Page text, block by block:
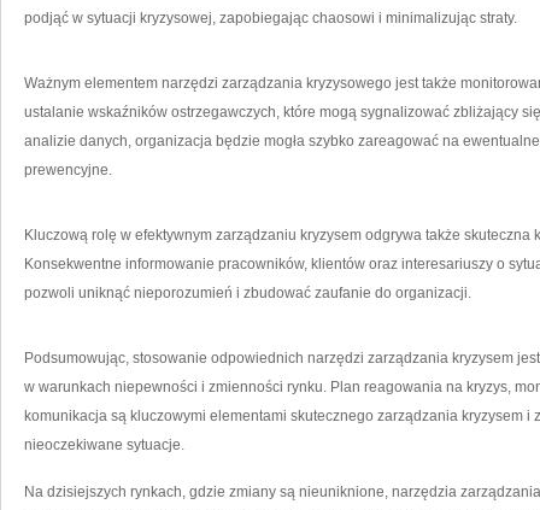
podjąć w sytuacji kryzysowej, zapobiegając⁣ chaosowi i minimalizując straty.
Ważnym elementem narzędzi zarządzania kryzysowego jest także
ustalanie wskaźników ostrzegawczych, które mogą sygnalizować zbliżający
analizie danych, organizacja będzie mogła szybko zareagować na
⁢prewencyjne.
Kluczową rolę ⁣w⁤ efektywnym zarządzaniu kryzysem odgrywa także​
Konsekwentne informowanie pracowników, klientów oraz interesariuszy ⁤o
pozwoli uniknąć nieporozumień i zbudować zaufanie do organizacji.
Podsumowując, stosowanie odpowiednich narzędzi ‌zarządzania kryzysem
w warunkach niepewności i zmienności rynku. Plan reagowania na kryzys,‌
komunikacja są kluczowymi elementami skutecznego zarządzania kryzysem
nieoczekiwane sytuacje.
Na dzisiejszych rynkach, gdzie zmiany są nieuniknione, narzędzia